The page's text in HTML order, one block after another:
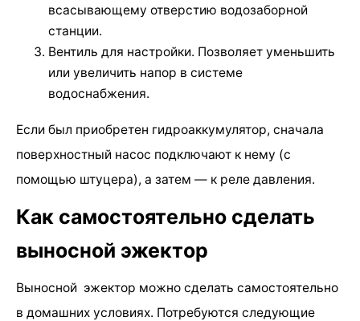
всасывающему отверстию водозаборной
станции.
Вентиль для настройки. Позволяет уменьшить
или увеличить напор в системе
водоснабжения.
Если был приобретен гидроаккумулятор, сначала
поверхностный насос подключают к нему (с
помощью штуцера), а затем — к реле давления.
Как самостоятельно сделать
выносной эжектор
Выносной эжектор можно сделать самостоятельно
в домашних условиях. Потребуются следующие